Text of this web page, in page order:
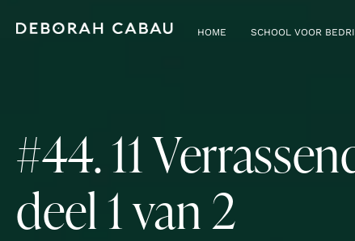
HOME SCHOOL VOOR
#44. 11
deel 1 van 2